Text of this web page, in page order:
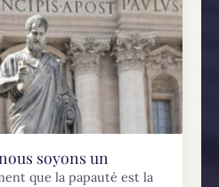
soyons un
que la papauté est la